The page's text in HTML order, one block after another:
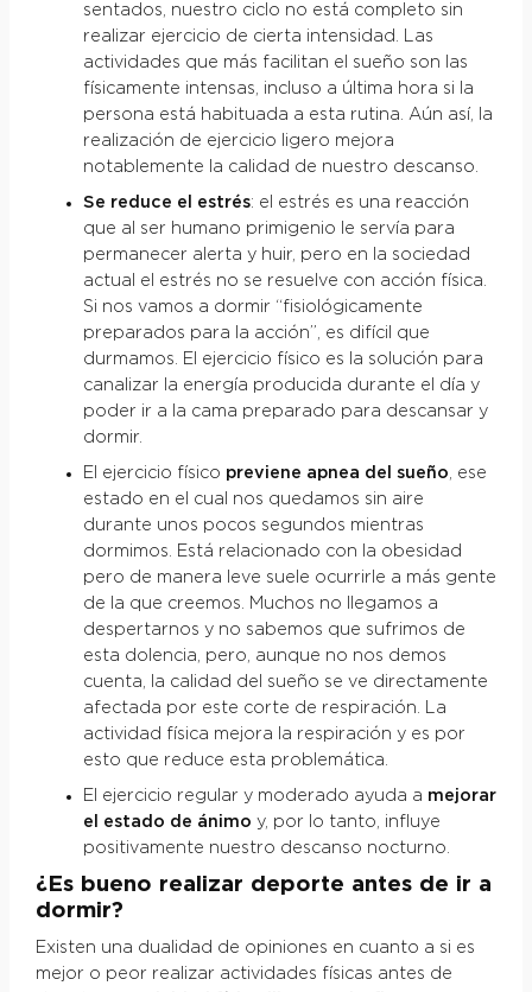
sentados, nuestro ciclo no está completo sin
realizar ejercicio de cierta intensidad. Las
actividades que más facilitan el sueño son las
físicamente intensas, incluso a última hora si la
persona está habituada a esta rutina. Aún así, la
realización de ejercicio ligero mejora
notablemente la calidad de nuestro descanso.
Se reduce el estrés: el estrés es una reacción
que al ser humano primigenio le servía para
permanecer alerta y huir, pero en la sociedad
actual el estrés no se resuelve con acción física.
Si nos vamos a dormir “fisiológicamente
preparados para la acción”, es difícil que
durmamos. El ejercicio físico es la solución para
canalizar la energía producida durante el día y
poder ir a la cama preparado para descansar y
dormir.
El ejercicio físico previene apnea del sueño , ese
estado en el cual nos quedamos sin aire
durante unos pocos segundos mientras
dormimos. Está relacionado con la obesidad
pero de manera leve suele ocurrirle a más gente
de la que creemos. Muchos no llegamos a
despertarnos y no sabemos que sufrimos de
esta dolencia, pero, aunque no nos demos
cuenta, la calidad del sueño se ve directamente
afectada por este corte de respiración. La
actividad física mejora la respiración y es por
esto que reduce esta problemática.
El ejercicio regular y moderado ayuda a mejorar
el estado de ánimo y, por lo tanto, influye
positivamente nuestro descanso nocturno.
¿Es bueno realizar deporte antes de ir a
dormir?
Existen una dualidad de opiniones en cuanto a si es
mejor o peor realizar actividades físicas antes de